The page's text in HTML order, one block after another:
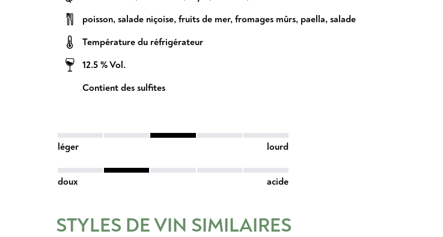
poisson, salade niçoise, fruits de mer, fromages mûrs, paella, salade
Température du réfrigérateur
12.5 % Vol.
Contient des sulfites
léger lourd
doux acide
STYLES DE VIN SIMILAIRES